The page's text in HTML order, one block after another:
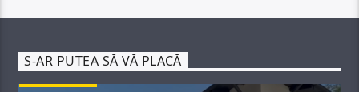
S-AR PUTEA SĂ VĂ PLACĂ